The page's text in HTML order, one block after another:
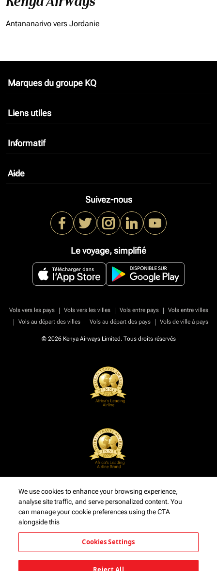
Antananarivo vers Jordanie
Marques du groupe KQ
keyboard_arrow_down
Liens utiles
keyboard_arrow_down
Informatif
keyboard_arrow_down
Aide
keyboard_arrow_down
Suivez-nous
Le voyage, simplifié
Vols vers les pays | Vols vers les villes | Vols entre pays |
Vols entre villes
|
Vols au départ des villes | Vols au départ des pays | Vols de ville à pays
© 2026 Kenya Airways Limited. Tous droits réservés
We use cookies to enhance your browsing experience,
analyse site traffic, and serve personalized content. You
can manage your cookie preferences using the CTA
alongside this
Cookies Settings